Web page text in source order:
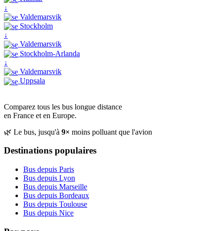
↓
Valdemarsvik
Stockholm
↓
Valdemarsvik
Stockholm-Arlanda
↓
Valdemarsvik
Uppsala
Comparez tous les bus longue distance
en France et en Europe.
🌿 Le bus, jusqu'à 9× moins polluant que l'avion
Destinations populaires
Bus depuis Paris
Bus depuis Lyon
Bus depuis Marseille
Bus depuis Bordeaux
Bus depuis Toulouse
Bus depuis Nice